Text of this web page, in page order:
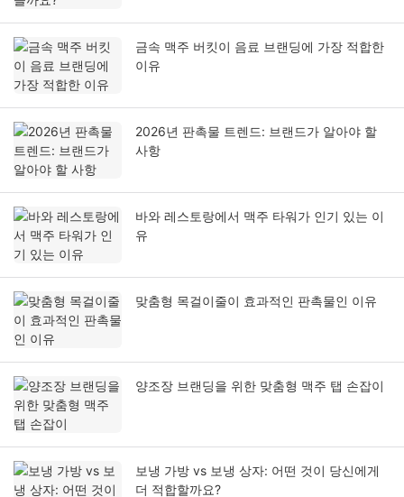
금속 맥주 버킷이 음료 브랜딩에 가장 적합한
이유
2026년 판촉물 트렌드: 브랜드가 알아야 할
사항
바와 레스토랑에서 맥주 타워가 인기 있는 이
유
맞춤형 목걸이줄이 효과적인 판촉물인 이유
양조장 브랜딩을 위한 맞춤형 맥주 탭 손잡이
보냉 가방 vs 보냉 상자: 어떤 것이 당신에게
더 적합할까요?